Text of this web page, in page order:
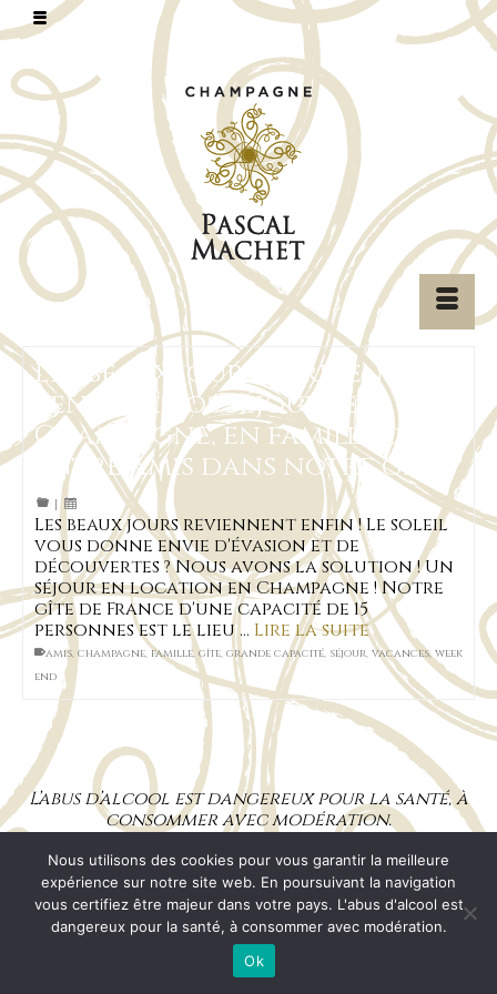
Les beaux jours arrivent…
Pensez à vos séjours en
Champagne, en famille ou
entre amis dans notre gîte !
|
Les beaux jours reviennent enfin ! Le soleil
vous donne envie d'évasion et de
découvertes ? Nous avons la solution ! Un
séjour en location en Champagne ! Notre
gîte de France d'une capacité de 15
personnes est le lieu … Lire la suite
amis, champagne, famille, gîte, grande capacité, séjour, vacances,week
end
L’abus d’alcool est dangereux pour la santé, à
consommer avec modération.
Mentions Légales CGV RGPD Plan de site
© 2026 Champagne Pascal MACHET
Nous utilisons des cookies pour vous garantir la meilleure
expérience sur notre site web. En poursuivant la navigation
vous certifiez être majeur dans votre pays. L'abus d'alcool est
dangereux pour la santé, à consommer avec modération.
Ok